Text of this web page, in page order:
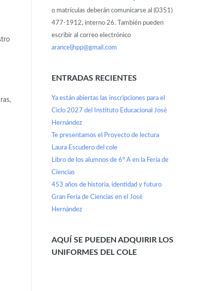
o matrículas deberán comunicarse al (0351)
477-1912, interno 26. También pueden
escribir al correo electrónico
aranceljhpp@gmail.com
ENTRADAS RECIENTES
Ya están abiertas las inscripciones para el
Ciclo 2027 del Instituto Educacional José
Hernández
Te presentamos el Proyecto de lectura
Laura Escudero del cole
Libro de los alumnos de 6° A en la Feria de
Ciencias
453 años de historia, identidad y futuro
Gran Feria de Ciencias en el José
Hernández
AQUÍ SE PUEDEN ADQUIRIR LOS
UNIFORMES DEL COLE